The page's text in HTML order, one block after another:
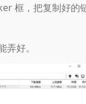
框，把复制好的
好。